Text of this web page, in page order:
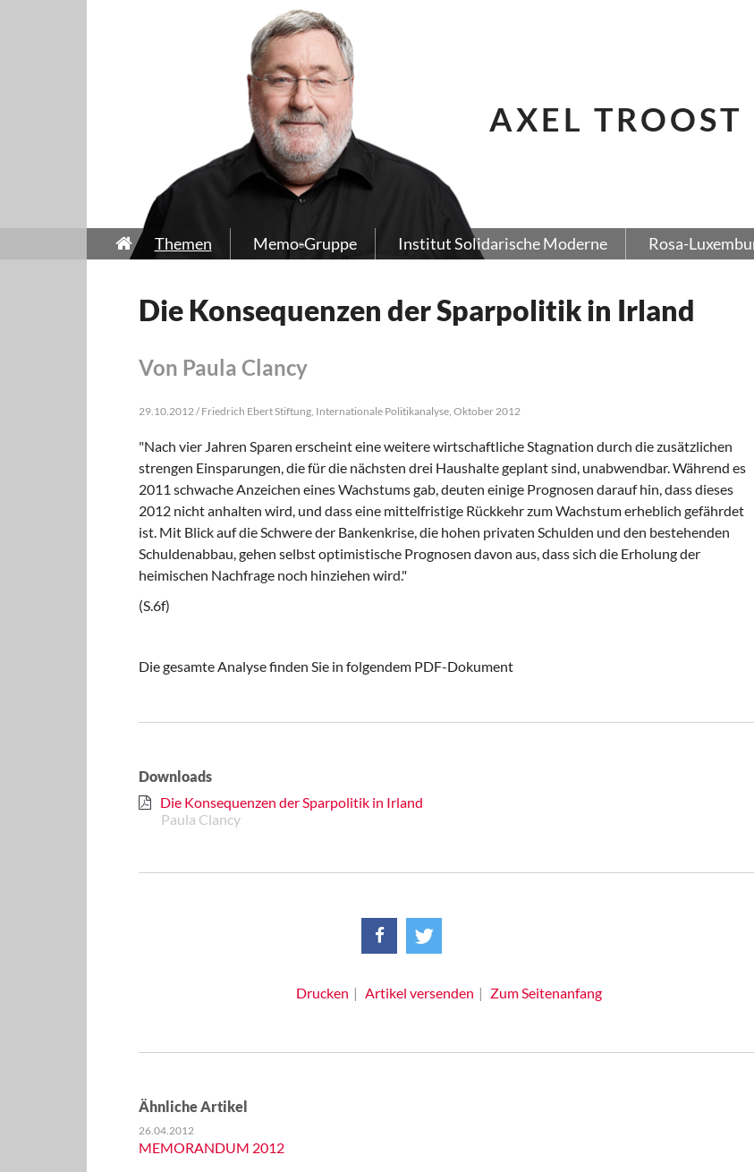
AXEL TROOST
Themen Memo-Gruppe Institut Solidarische Moderne Rosa-
Die Konsequenzen der Sparpolitik in Irland
Von Paula Clancy
29.10.2012 / Friedrich Ebert Stiftung, Internationale Politikanalyse, Oktober 2012
"Nach vier Jahren Sparen erscheint eine weitere wirtschaftliche Stagnation durch die zusätzlichen
strengen Einsparungen, die für die nächsten drei Haushalte geplant sind, unabwendbar. Während es
2011 schwache Anzeichen eines Wachstums gab, deuten einige Prognosen darauf hin, dass dieses
2012 nicht anhalten wird, und dass eine mittelfristige Rückkehr zum Wachstum erheblich gefährdet
ist. Mit Blick auf die Schwere der Bankenkrise, die hohen privaten Schulden und den bestehenden
Schuldenabbau, gehen selbst optimistische Prognosen davon aus, dass sich die Erholung der
heimischen Nachfrage noch hinziehen wird."
(S.6f)
Die gesamte Analyse finden Sie in folgendem PDF-Dokument
Downloads
Die Konsequenzen der Sparpolitik in Irland
Paula Clancy
Drucken Artikel versenden Zum Seitenanfang
Ähnliche Artikel
26.04.2012
MEMORANDUM 2012